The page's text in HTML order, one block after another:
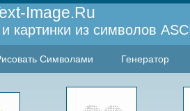
Image.Ru
картинки из символов
Символами Генератор